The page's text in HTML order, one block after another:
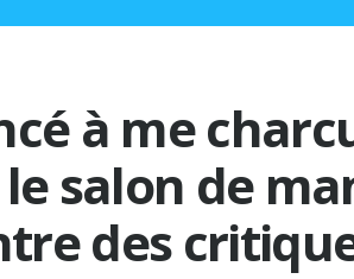
à me
le salon de
des